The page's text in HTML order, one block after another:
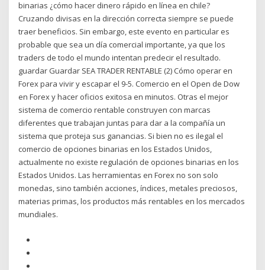
binarias ¿cómo hacer dinero rápido en línea en chile?
Cruzando divisas en la dirección correcta siempre se puede
traer beneficios. Sin embargo, este evento en particular es
probable que sea un día comercial importante, ya que los
traders de todo el mundo intentan predecir el resultado.
guardar Guardar SEA TRADER RENTABLE (2) Cómo operar en
Forex para vivir y escapar el 9-5. Comercio en el Open de Dow
en Forex y hacer oficios exitosa en minutos. Otras el mejor
sistema de comercio rentable construyen con marcas
diferentes que trabajan juntas para dar a la compañía un
sistema que proteja sus ganancias. Si bien no es ilegal el
comercio de opciones binarias en los Estados Unidos,
actualmente no existe regulación de opciones binarias en los
Estados Unidos. Las herramientas en Forex no son solo
monedas, sino también acciones, índices, metales preciosos,
materias primas, los productos más rentables en los mercados
mundiales.